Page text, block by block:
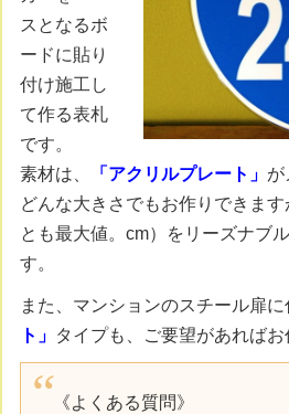
スとなるボ
ードに貼り
付け施工し
て作る表札
です。
素材は、
「アクリルプレート」 が
どんな大きさでもお作りできま
とも最大値。cm）をリーズナブ
す。
また、マンションのスチール扉に
ト」 タイプも、ご要望があればお
《よくある質問》